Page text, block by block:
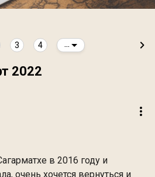
3 4
2022
в 2016 году и
очень хочется вернуться и